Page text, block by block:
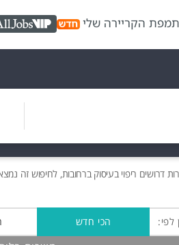
מפת הקריירה שלי VIP
דרושים ריפוי בעיסוק ברחובות, לחיפוש זה
לפי: הכי חדש